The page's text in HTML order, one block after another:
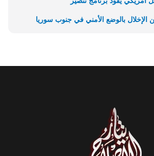
بالوضع الأمني في جنوب سوريا